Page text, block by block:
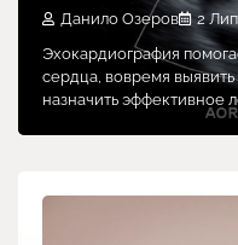
Данило Озеров 2
Эхокардиография
сердца, вовремя
назначить эффективное